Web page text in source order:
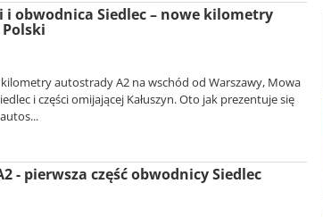
i obwodnica Siedlec – nowe kilometry
autostrady A2 na wschód od Warszawy, Mowa
i części omijającej Kałuszyn. Oto jak prezentuje się
- pierwsza część obwodnicy Siedlec